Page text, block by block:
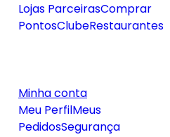
Lojas ParceirasComprar
PontosClubeRestaurantes
Minha conta
Meu PerfilMeus
PedidosSegurança